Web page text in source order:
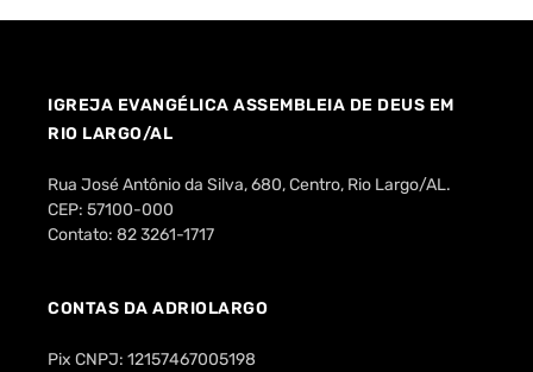
IGREJA EVANGÉLICA ASSEMBLEIA DE DEUS EM
RIO LARGO/AL
Rua José Antônio da Silva, 680, Centro, Rio Largo/AL.
CEP: 57100-000
Contato: 82 3261-1717
CONTAS DA ADRIOLARGO
Pix CNPJ: 12157467005198